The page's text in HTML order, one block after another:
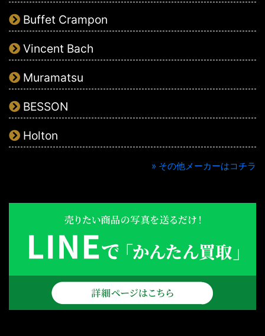
Buffet Crampon
Vincent Bach
Muramatsu
BESSON
Holton
» その他メーカーはコチラ